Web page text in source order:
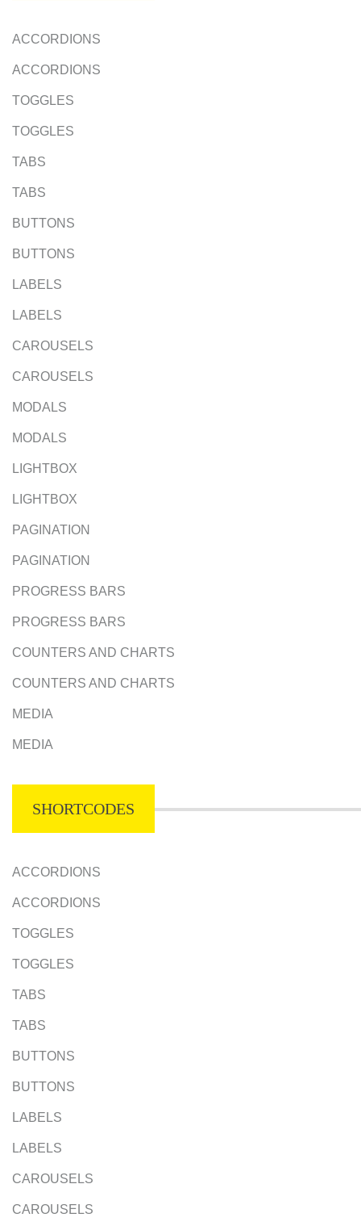
ACCORDIONS
ACCORDIONS
TOGGLES
TOGGLES
TABS
TABS
BUTTONS
BUTTONS
LABELS
LABELS
CAROUSELS
CAROUSELS
MODALS
MODALS
LIGHTBOX
LIGHTBOX
PAGINATION
PAGINATION
PROGRESS BARS
PROGRESS BARS
COUNTERS AND CHARTS
COUNTERS AND CHARTS
MEDIA
MEDIA
SHORTCODES
ACCORDIONS
ACCORDIONS
TOGGLES
TOGGLES
TABS
TABS
BUTTONS
BUTTONS
LABELS
LABELS
CAROUSELS
CAROUSELS